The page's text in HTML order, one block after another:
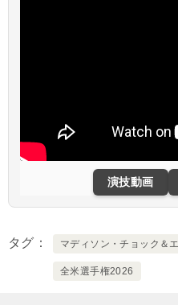
演技動画
タグ マディソン・チョック＆
全米選手権2026